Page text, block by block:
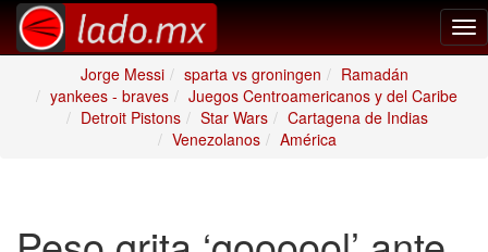
Jorge Messi
sparta vs groningen
Ramadán
yankees - braves
Juegos Centroamericanos y del Caribe
Detroit Pistons
Star Wars
Cartagena de Indias
Venezolanos
América